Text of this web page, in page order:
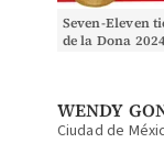
Seven-Eleven
de la Dona
WENDY
Ciudad de